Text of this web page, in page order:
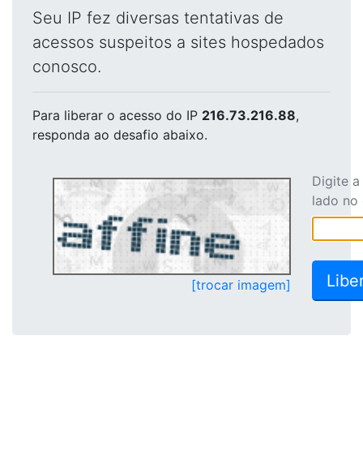
Seu IP fez diversas tentativas de
acessos suspeitos a sites hospedados
conosco.
Para liberar o acesso do IP 216.73.216.88,
responda ao desafio abaixo.
[trocar imagem]
Digite
lado no